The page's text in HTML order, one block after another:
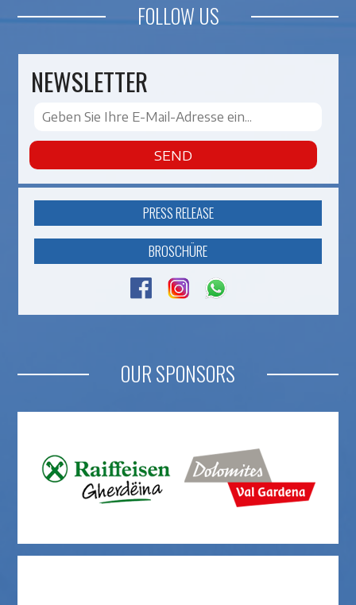
FOLLOW US
NEWSLETTER
SEND
PRESS RELEASE
BROSCHÜRE
OUR SPONSORS